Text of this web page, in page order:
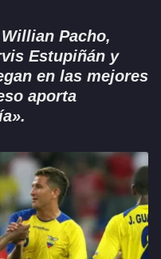
Pacho,
Estupiñán y
en las mejores
aporta